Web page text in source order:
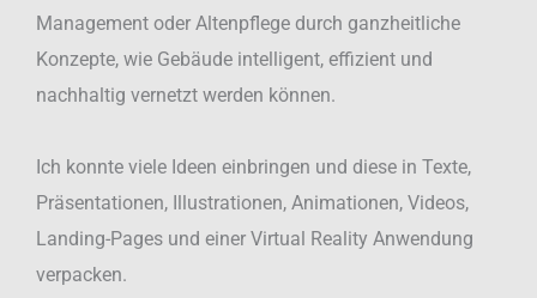
Management oder Altenpflege durch ganzheitliche
Konzepte, wie Gebäude intelligent, effizient und
nachhaltig vernetzt werden können.
Ich konnte viele Ideen einbringen und diese in Texte,
Präsentationen, Illustrationen, Animationen, Videos,
Landing-Pages und einer Virtual Reality Anwendung
verpacken.